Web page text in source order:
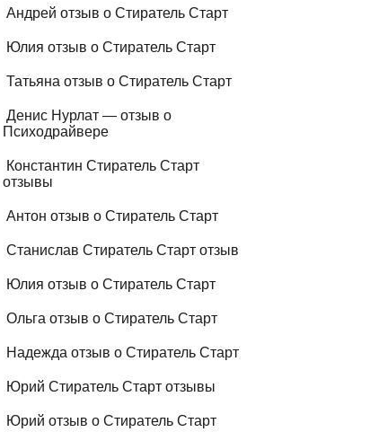
Андрей отзыв о Стиратель Старт
Юлия отзыв о Стиратель Старт
Татьяна отзыв о Стиратель Старт
Денис Нурлат — отзыв о
Психодрайвере
Константин Стиратель Старт
отзывы
Антон отзыв о Стиратель Старт
Станислав Стиратель Старт отзыв
Юлия отзыв о Стиратель Старт
Ольга отзыв о Стиратель Старт
Надежда отзыв о Стиратель Старт
Юрий Стиратель Старт отзывы
Юрий отзыв о Стиратель Старт